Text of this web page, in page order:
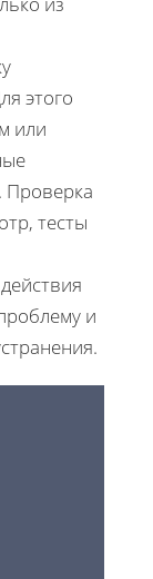
этого
или
Проверка
тесты
и